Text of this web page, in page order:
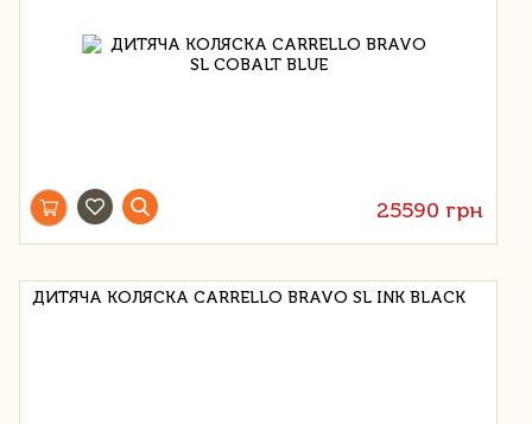
25590 грн
ДИТЯЧА КОЛЯСКА CARRELLO BRAVO SL INK BLACK